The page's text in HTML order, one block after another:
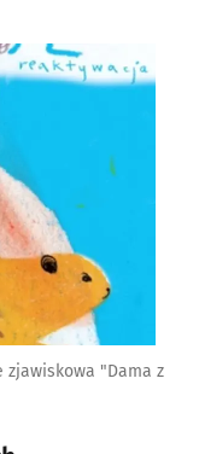
zjawiskowa "Dama z